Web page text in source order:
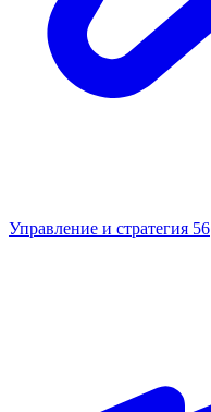
Управление и стратегия 56